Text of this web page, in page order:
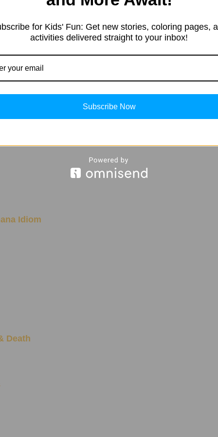
and more.
Idiom
Death
for Kids' Fun: Get new stories, coloring pages,
activities delivered straight to your inbox!
Subscribe Now